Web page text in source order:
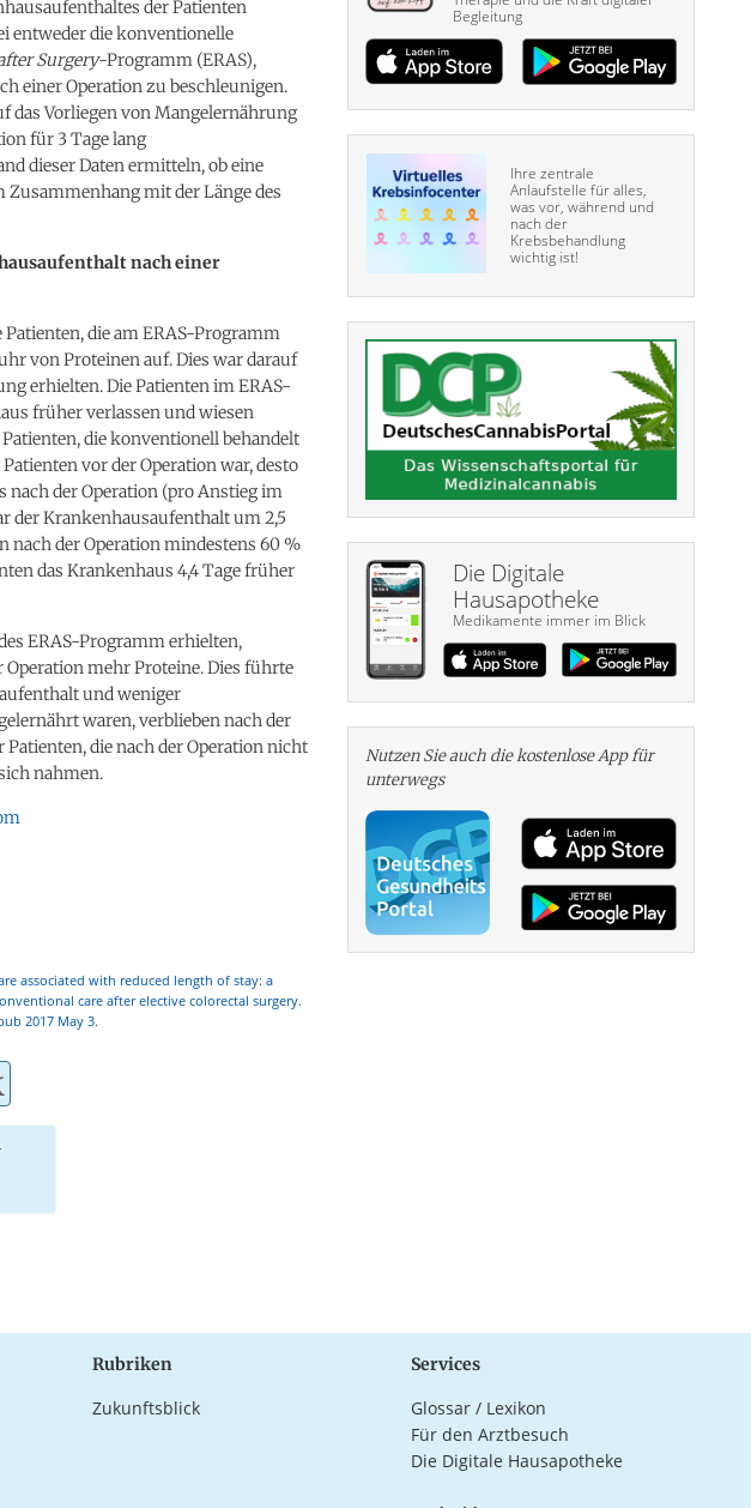
der Patienten
entweder die konventionelle
Surgery-Programm (ERAS),
einer Operation zu beschleunigen.
das Vorliegen von Mangelernährung
für 3 Tage lang
dieser Daten ermitteln, ob eine
mit der Länge des
nach einer
die am ERAS-Programm
von Proteinen auf. Dies war darauf
erhielten. Die Patienten im ERAS-
früher verlassen und wiesen
die konventionell behandelt
vor der Operation war, desto
der Operation (pro Anstieg im
der Krankenhausaufenthalt um 2,5
nach der Operation mindestens 60 %
das Krankenhaus 4,4 Tage früher
ERAS-Programm erhielten,
mehr Proteine. Dies führte
und weniger
waren, verblieben nach der
die nach der Operation nicht
nahmen.
associated with reduced length of stay: a
care after elective colorectal surgery.
2017 May 3.
Begleitung
Ihre zentrale
Anlaufstelle für alles,
was vor, während und
nach der
Krebsbehandlung
wichtig ist!
Die Digitale
Hausapotheke
Medikamente immer im Blick
Nutzen Sie auch die kosten­lose App für
unterwegs
Rubriken
Zukunftsblick
Services
Glossar / Lexikon
Für den Arztbesuch
Die Digitale Hausapotheke